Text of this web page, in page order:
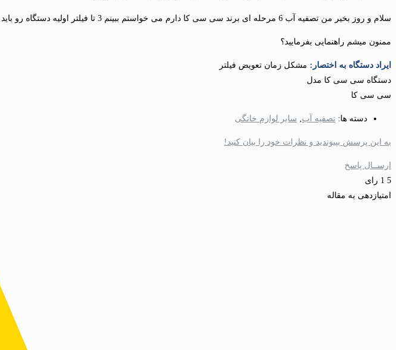
سلام و روز بخیر من تصفیه آب 6 مرحله ای برند سی سی کا دارم می خواستم ببینم 3 تا فیلتر اولیه دستگاه رو باید چند وقت یک بار تعویض کنم؟
ممنون میشم راهنمایی بفرمایید؟
ایراد دستگاه به اختصار: مشکل زمان تعویض فیلتر
دستگاه سی سی کا مدل
سی سی کا
دسته ها: تصفیه آب سایر لوازم خانگی
به این پرسش بپیوندید و نظرات خود را بیان کنید!
ارســال پاسخ
5
1 رای
امتیازدهی به مقاله